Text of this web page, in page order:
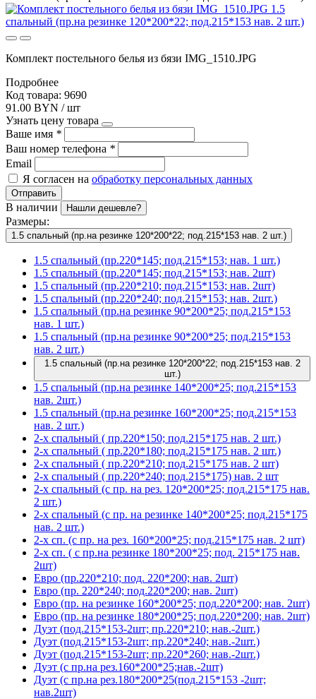
Комплект постельного белья из бязи IMG_1510.JPG
Подробнее
Код товара: 9690
91.00 BYN / шт
Узнать цену товара
Ваше имя *
Ваш номер телефона *
Email
Я согласен на обработку персональных данных
Отправить
В наличии Нашли дешевле?
Размеры:
1.5 спальный (пр.на резинке 120*200*22; под.215*153 нав. 2 шт.)
1.5 спальный (пр.220*145; под.215*153; нав. 1 шт.)
1.5 спальный (пр.220*145; под.215*153; нав. 2шт)
1.5 спальный (пр.220*210; под.215*153; нав. 2шт)
1.5 спальный (пр.220*240; под.215*153; нав. 2шт.)
1.5 спальный (пр.на резинке 90*200*25; под.215*153
нав. 1 шт.)
1.5 спальный (пр.на резинке 90*200*25; под.215*153
нав. 2 шт.)
1.5 спальный (пр.на резинке 120*200*22; под.215*153 нав. 2
шт.)
1.5 спальный (пр.на резинке 140*200*25; под.215*153
нав. 2шт.)
1.5 спальный (пр.на резинке 160*200*25; под.215*153
нав. 2 шт.)
2-х спальный ( пр.220*150; под.215*175 нав. 2 шт.)
2-х спальный ( пр.220*180; под.215*175 нав. 2 шт.)
2-х спальный ( пр.220*210; под.215*175 нав. 2 шт)
2-х спальный ( пр.220*240; под.215*175) нав. 2 шт
2-х спальный (с пр. на рез. 120*200*25; под.215*175 нав.
2 шт.)
2-х спальный (с пр. на резинке 140*200*25; под.215*175
нав. 2 шт.)
2-х сп. (с пр. на рез. 160*200*25; под.215*175 нав. 2 шт)
2-х сп. ( с пр.на резинке 180*200*25; под. 215*175 нав.
2шт)
Евро (пр.220*210; под. 220*200; нав. 2шт)
Евро (пр. 220*240; под.220*200; нав. 2шт)
Евро (пр. на резинке 160*200*25; под.220*200; нав. 2шт)
Евро (пр. на резинке 180*200*25; под.220*200; нав. 2шт)
Дуэт (под.215*153-2шт; пр.220*210; нав.-2шт.)
Дуэт (под.215*153-2шт; пр.220*240; нав.-2шт.)
Дуэт (под.215*153-2шт; пр.220*260; нав.-2шт.)
Дуэт (с пр.на рез.160*200*25;нав.-2шт)
Дуэт (с пр.на рез.180*200*25(под.215*153 -2шт;
нав.2шт)